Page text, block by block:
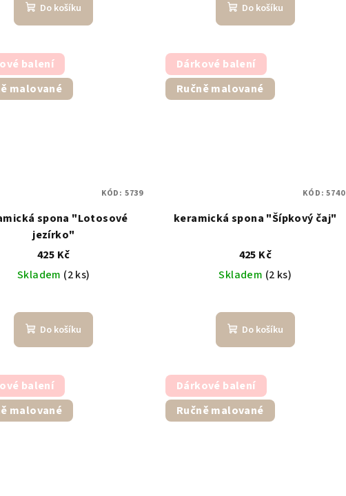
Do košíku Do košíku
balení
malované
spona "Lotosové
jezírko"
425 Kč
Skladem (2 ks)
Do košíku
KÓD: 5739
Dárkové balení
Ručně malované
keramická spona "Šípkový čaj"
425 Kč
Skladem (2 ks)
Do košíku
KÓD:5740
balení
malované
Dárkové balení
Ručně malované